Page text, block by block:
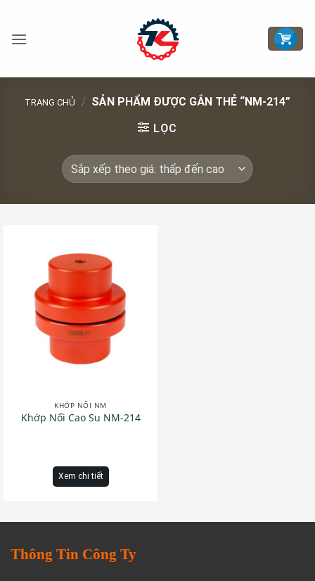
nội
TRANG CHỦ / SẢN PHẨM ĐƯỢC GẮN THẺ “NM-214”
LỌC
KHỚP NỐI NM
Khớp Nối Cao Su NM-214
Xem chi tiết
Thông Tin Công Ty